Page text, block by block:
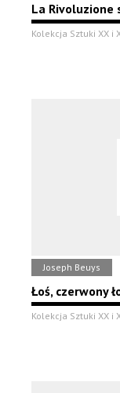
La Rivoluzione
Kolekcja Sztuki XX i
Joseph Beuys
Łoś, czerwony
Kolekcja Sztuki XX i